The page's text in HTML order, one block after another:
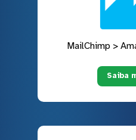
MailChimp >
Saiba